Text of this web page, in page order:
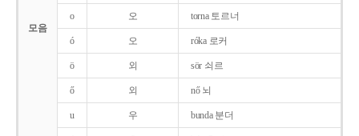
모음
o 오 torna 토르너
ó 오 róka 로커
ö 외 sör 쇠르
ő 외 nő 뇌
u 우 bunda 분더